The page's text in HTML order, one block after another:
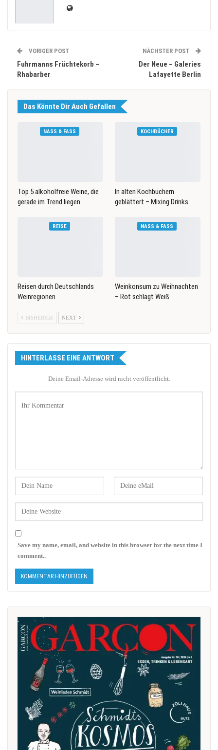
VORIGER POST
Fuhrmanns Früchtekorb –
Rhabarber
NÄCHSTER POST
Der Neue – Galeries
Lafayette Berlin
Das Könnte Dir Auch Gefallen
NASS & FASS
Top 5 alkoholfreie Weine, die
gerade im Trend liegen
KOCHBÜCHER
In alten Kochbüchern
geblättert – Mixing Drinks
REISE
Reisen durch Deutschlands
Weinregionen
NASS & FASS
Weinkonsum zu Weihnachten
– Rot schlägt Weiß
BISHERIGE NEXT
HINTERLASSE EINE ANTWORT
Deine Email-Adresse wird nicht veröffentlicht.
Save my name, email, and website in this browser for the next time I
comment..